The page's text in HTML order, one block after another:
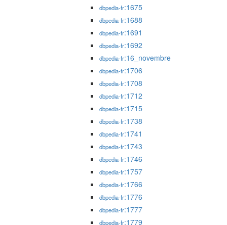
dbpedia-fr:1675
dbpedia-fr:1688
dbpedia-fr:1691
dbpedia-fr:1692
dbpedia-fr:16_novembre
dbpedia-fr:1706
dbpedia-fr:1708
dbpedia-fr:1712
dbpedia-fr:1715
dbpedia-fr:1738
dbpedia-fr:1741
dbpedia-fr:1743
dbpedia-fr:1746
dbpedia-fr:1757
dbpedia-fr:1766
dbpedia-fr:1776
dbpedia-fr:1777
dbpedia-fr:1779